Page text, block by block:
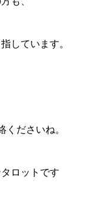
しています。
くださいね。
ロットです